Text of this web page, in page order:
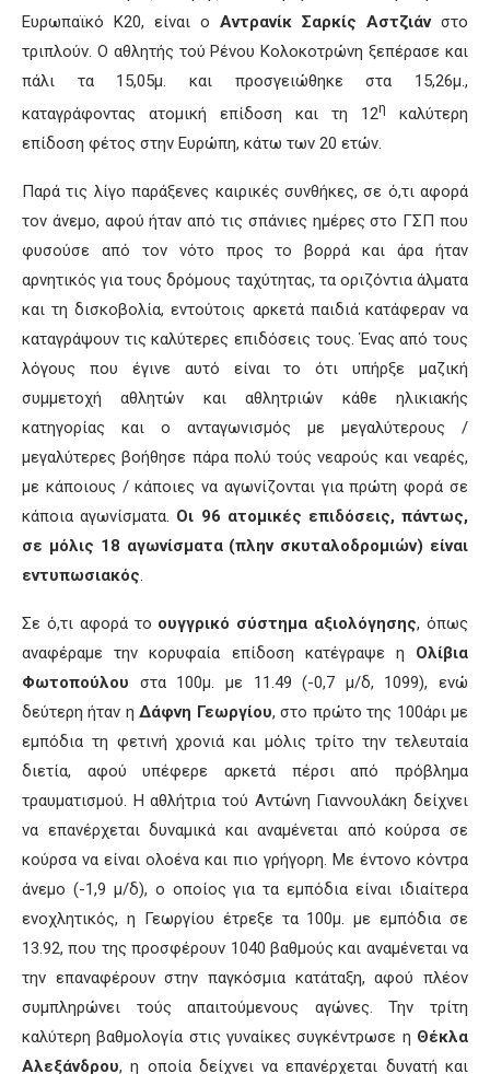
Ευρωπαϊκό Κ20, είναι ο Αντρανίκ Σαρκίς Αστζιάνστο
τριπλούν. Ο αθλητής τού Ρένου Κολοκοτρώνη ξεπέρασε και
πάλι τα 15,05μ. και προσγειώθηκε στα 15,26μ.,
καταγράφοντας ατομική επίδοση και τη 12η
καλύτερη
επίδοση φέτος στην Ευρώπη, κάτω των 20 ετών.
Παρά τις λίγο παράξενες καιρικές συνθήκες, σε ό,τι αφορά
τον άνεμο, αφού ήταν από τις σπάνιες ημέρες στο ΓΣΠ που
φυσούσε από τον νότο προς το βορρά και άρα ήταν
αρνητικός για τους δρόμους ταχύτητας, τα οριζόντια άλματα
και τη δισκοβολία, εντούτοις αρκετά παιδιά κατάφεραν να
καταγράψουν τις καλύτερες επιδόσεις τους. Ένας από τους
λόγους που έγινε αυτό είναι το ότι υπήρξε μαζική
συμμετοχή αθλητών και αθλητριών κάθε ηλικιακής
κατηγορίας και ο ανταγωνισμός με μεγαλύτερους /
μεγαλύτερες βοήθησε πάρα πολύ τούς νεαρούς και νεαρές,
με κάποιους / κάποιες να αγωνίζονται για πρώτη φορά σε
κάποια αγωνίσματα. Οι 96 ατομικές επιδόσεις, πάντως,
σε μόλις 18 αγωνίσματα (πλην σκυταλοδρομιών) είναι
εντυπωσιακός.
Σε ό,τι αφορά το ουγγρικό σύστημα αξιολόγησης, όπως
αναφέραμε την κορυφαία επίδοση κατέγραψε η Ολίβια
Φωτοπούλου στα 100μ. με 11.49 (-0,7 μ/δ, 1099), ενώ
δεύτερη ήταν ηΔάφνη Γεωργίου, στο πρώτο της 100άρι με
εμπόδια τη φετινή χρονιά και μόλις τρίτο την τελευταία
διετία, αφού υπέφερε αρκετά πέρσι από πρόβλημα
τραυματισμού. Η αθλήτρια τού Αντώνη Γιαννουλάκη δείχνει
να επανέρχεται δυναμικά και αναμένεται από κούρσα σε
κούρσα να είναι ολοένα και πιο γρήγορη. Με έντονο κόντρα
άνεμο (-1,9 μ/δ), ο οποίος για τα εμπόδια είναι ιδιαίτερα
ενοχλητικός, η Γεωργίου έτρεξε τα 100μ. με εμπόδια σε
13.92, που της προσφέρουν 1040 βαθμούς και αναμένεται να
την επαναφέρουν στην παγκόσμια κατάταξη, αφού πλέον
συμπληρώνει τούς απαιτούμενους αγώνες. Την τρίτη
καλύτερη βαθμολογία στις γυναίκες συγκέντρωσε η Θέκλα
Αλεξάνδρου, η οποία δείχνει να επανέρχεται δυνατή και